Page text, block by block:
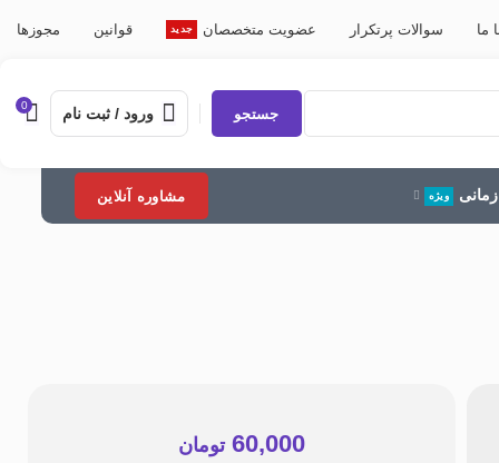
ما سوالات پرتکرار عضویت متخصصان جدید قوانین مجوزها
جستجو ورود / ثبت نام 0
ویژه مشاوره آنلاین
60,000 تومان